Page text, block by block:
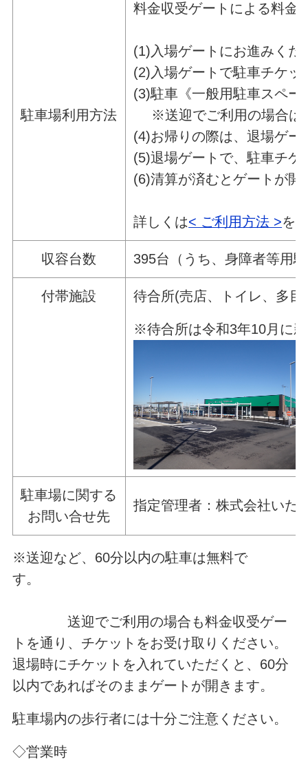
駐車場利用方法
料金収受ゲートによる料金
(1)入場ゲートにお進みくだ
(2)入場ゲートで駐車チケ
(3)駐車《一般用駐車スペ
※送迎でご利用の場合は
(4)お帰りの際は、退場ゲー
(5)退場ゲートで、駐車チ
(6)清算が済むとゲートが開
詳しくは< ご利用方法 >を
収容台数 395台（うち、身障者等用
付帯施設 待合所(売
※待合所は令和3年10月に
駐車場に関する
お問い合せ先
指定管理者：株式会社い
※送迎など、60分以内の駐車は無料で
す。
送迎でご利用の場合も料金収受ゲー
トを通り、チケットをお受け取りください。
退場時にチケットを入れていただくと、60分
以内であればそのままゲートが開きます。
駐車場内の歩行者には十分ご注意ください。
◇営業時